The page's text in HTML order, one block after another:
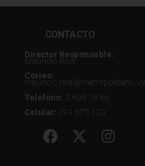
CONTACTO
Director Responsable:
Mauricio Riva
Correo:
mauricio.riva@metropolitano.uy
Teléfono: 2 698 78 66
Celular: 091 673 129